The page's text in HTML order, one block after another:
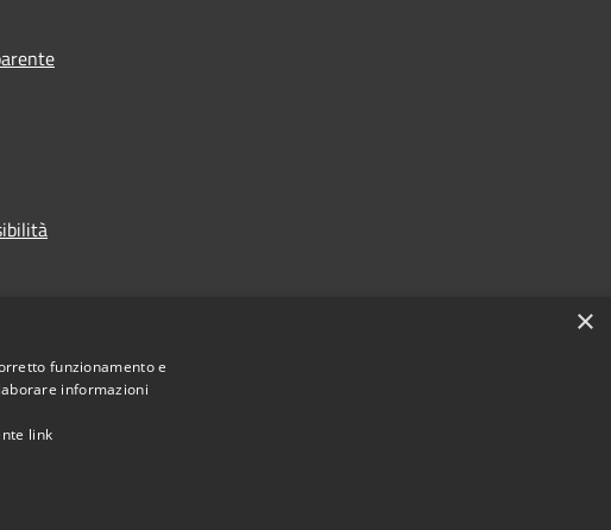
di Pioltello • Powered by
×
funzionamento e
informazioni
link